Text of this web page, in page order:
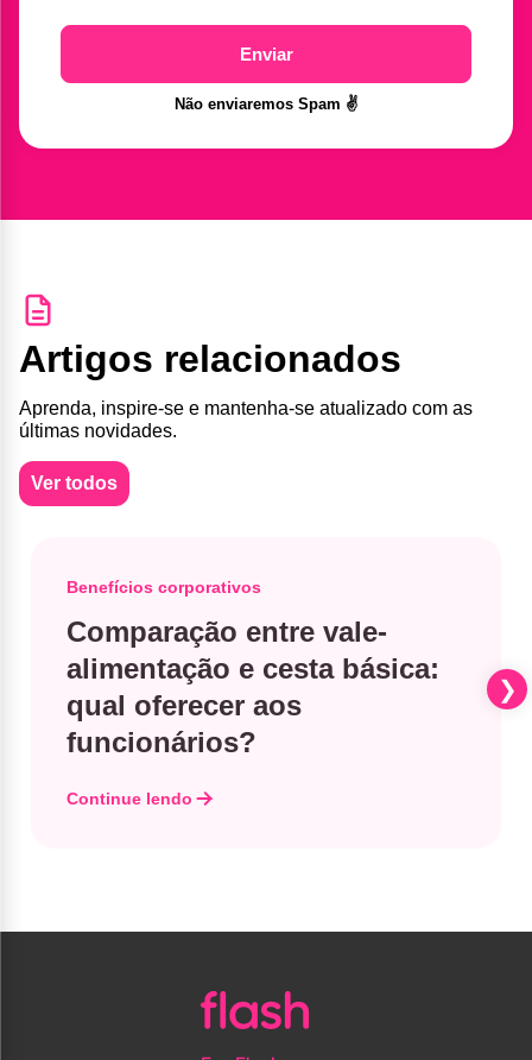
Enviar
Não enviaremos Spam ✌️
Artigos relacionados
Aprenda, inspire-se e mantenha-se atualizado com as
últimas novidades.
Ver todos
Benefícios corporativos
Comparação entre vale-
alimentação e cesta básica​:
qual oferecer aos
funcionários?
Continue lendo